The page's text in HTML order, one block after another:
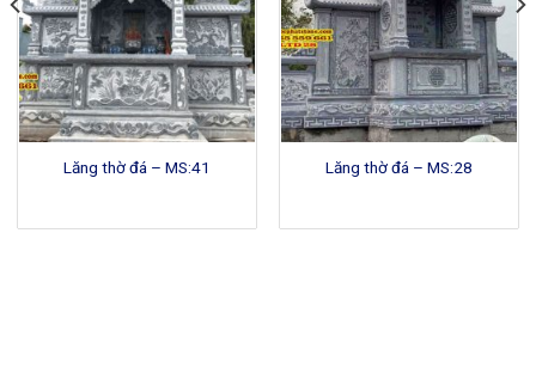
Lăng thờ đá – MS:41 Lăng thờ đá – MS:28